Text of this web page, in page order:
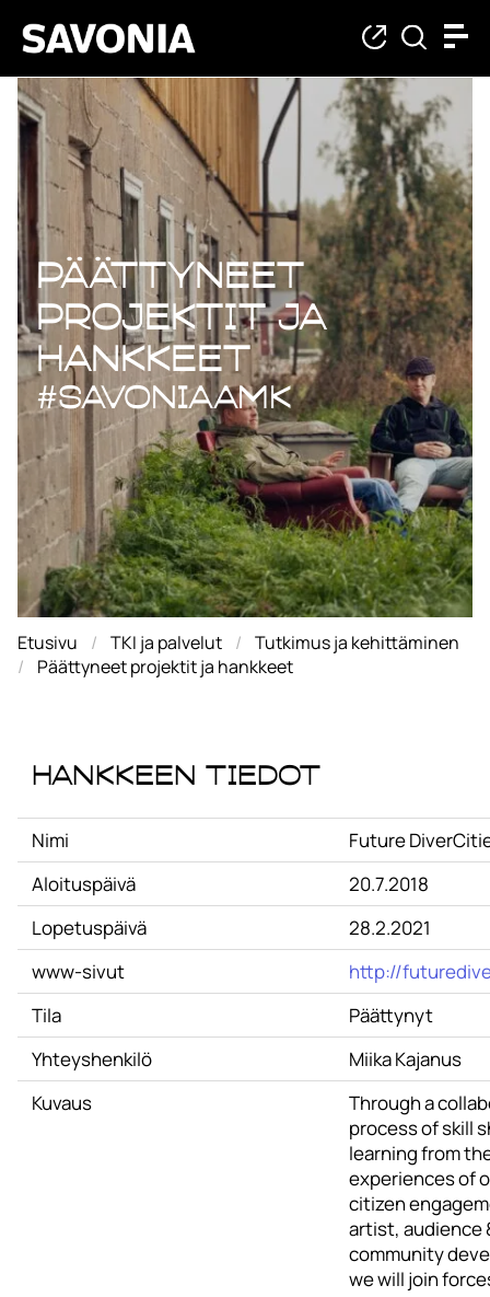
Päättyneet
Päättyneet
projektit ja
hankkeet
#savoniaAMK
Etusivu TKI ja palvelut
Tutkimus ja kehittäminen
Päättyneet projektit ja hankkeet
Hankkeen tiedot
Nimi
Future
Aloituspäivä
20.7.2018
Lopetuspäivä
28.2.2021
www-sivut
http://
Tila
Päättynyt
Yhteyshenkilö
Miika Kajanus
Kuvaus
Through a
process of skill
learning from
experiences of
citizen
artist, audience
community
we will join